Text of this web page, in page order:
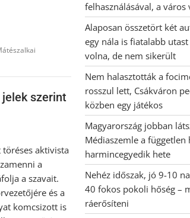
szerint
aktivista
a
a szavait.
és a
komcsizott is
felhasználásával, a
Alaposan összetört két
egy nála is fiatalabb
volna, de nem sikerült
Nem halasztották a
rosszul lett, Csákváron
közben egy játékos
Magyarország jobban
Médiaszemle a
harmincegyedik hete
Nehéz időszak, jó 9-10
40 fokos pokoli hőség –
ráerősíteni